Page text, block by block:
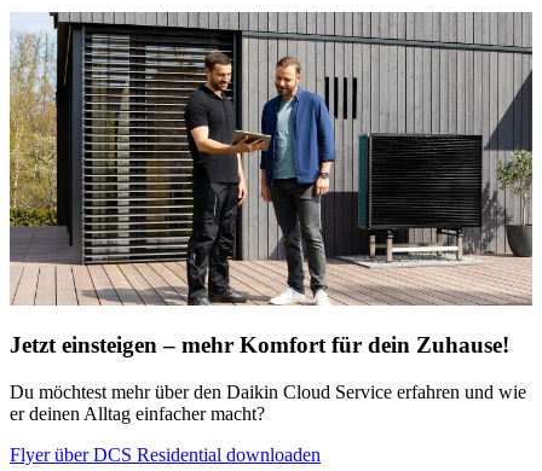
Jetzt einsteigen – mehr Komfort für dein Zuhause!
Du möchtest mehr über den Daikin Cloud Service erfahren und wie
er deinen Alltag einfacher macht?
Flyer über DCS Residential downloaden